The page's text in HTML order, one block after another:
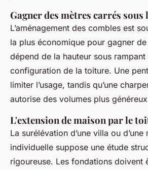
Gagner des mètres carrés sous
L’aménagement des combles est
la plus économique pour gagner de
dépend de la hauteur sous rampant
configuration de la toiture. Une
limiter l’usage, tandis qu’une
autorise des volumes plus
L'extension de maison par le
La surélévation d’une villa ou d’une
individuelle suppose une étude
rigoureuse. Les fondations doivent